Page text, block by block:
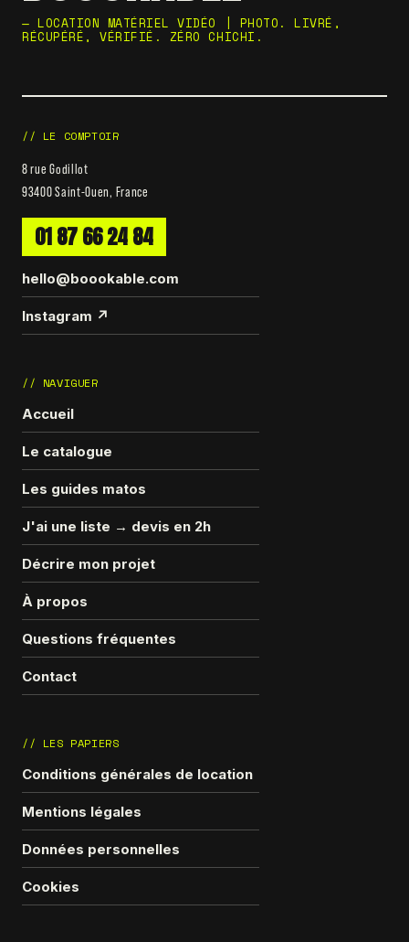
— LOCATION MATÉRIEL VIDÉO | PHOTO. LIVRÉ,
RÉCUPÉRÉ, VÉRIFIÉ. ZÉRO CHICHI.
// LE COMPTOIR
8 rue Godillot
93400 Saint-Ouen, France
01 87 66 24 84
hello@boookable.com
Instagram ↗
// NAVIGUER
Accueil
Le catalogue
Les guides matos
J'ai une liste → devis en 2h
Décrire mon projet
À propos
Questions fréquentes
Contact
// LES PAPIERS
Conditions générales de location
Mentions légales
Données personnelles
Cookies